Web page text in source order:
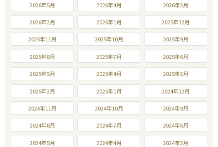
2026年5月 2026年4月 2026年3月
2026年2月 2026年1月 2025年12月
2025年11月 2025年10月 2025年9月
2025年8月 2025年7月 2025年6月
2025年5月 2025年4月 2025年3月
2025年2月 2025年1月 2024年12月
2024年11月 2024年10月 2024年9月
2024年8月 2024年7月 2024年6月
2024年5月 2024年4月 2024年3月